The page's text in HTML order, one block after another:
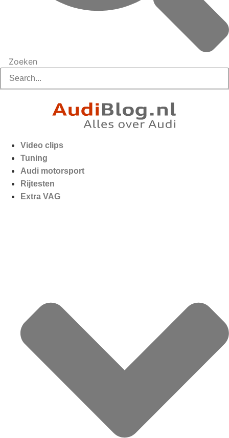
Zoeken
Video clips
Tuning
Audi motorsport
Rijtesten
Extra VAG